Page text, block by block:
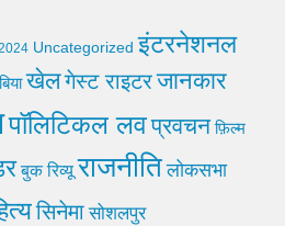
Uncategorized इंटरनेशनल
खेलगेस्ट राइटरजानकार
पॉलिटिकल लवप्रवचन फ़िल्म
बुक रिव्यू राजनीति लोकसभा
सिनेमा सोशलपुर